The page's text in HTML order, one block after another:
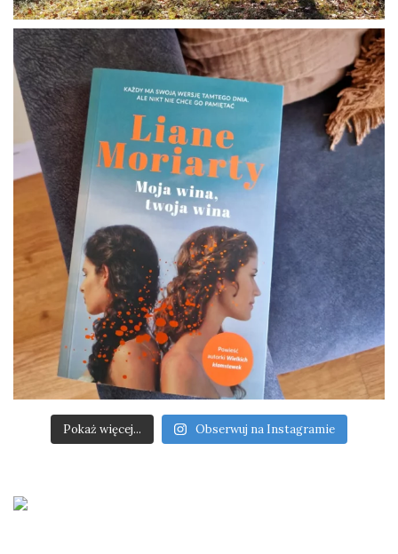
Pokaż więcej... Obserwuj na Instagramie